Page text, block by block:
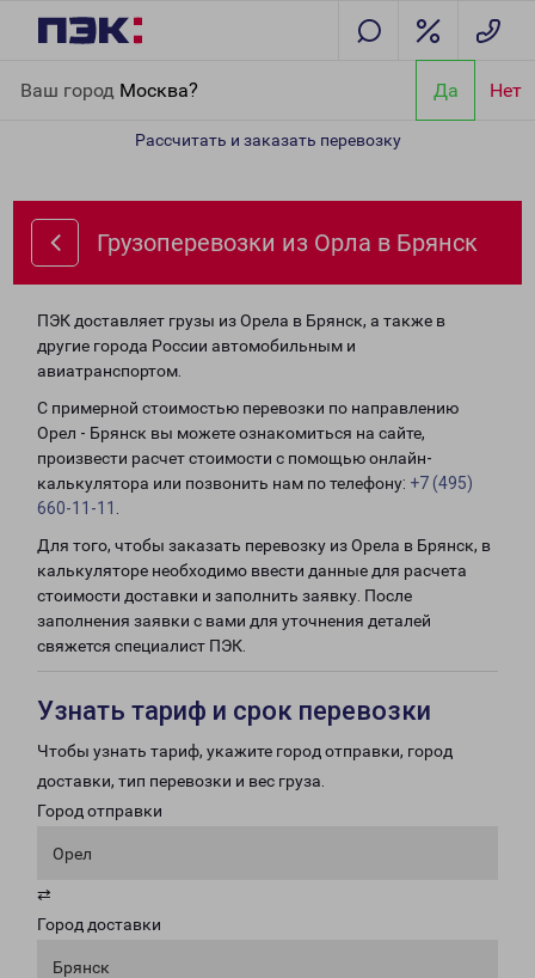
Ваш город Москва? Да Нет
Рассчитать и заказать перевозку
Грузоперевозки из Орла в Брянск
ПЭК доставляет грузы из Орела в Брянск, а также в
другие города России автомобильным и
авиатранспортом.
С примерной стоимостью перевозки по направлению
Орел - Брянск вы можете ознакомиться на сайте,
произвести расчет стоимости с помощью онлайн-
калькулятора или позвонить нам по телефону: +7 (495)
660-11-11
Для того, чтобы заказать перевозку из Орела в Брянск, в
калькуляторе необходимо ввести данные для расчета
стоимости доставки и заполнить заявку. После
заполнения заявки с вами для уточнения деталей
свяжется специалист ПЭК.
Узнать тариф и срок перевозки
Чтобы узнать тариф, укажите город отправки, город
доставки, тип перевозки и вес груза.
Город отправки
Орел
⇄
Город доставки
Брянск